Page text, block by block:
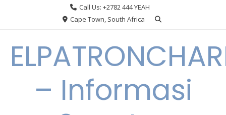
Call Us: +2782 444 YEAH
Cape Town, South Africa
– Informasi